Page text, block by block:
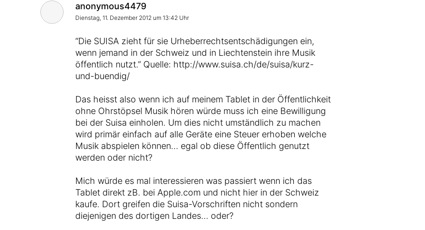
Kommentar von
anonymous4479
Dienstag, 11. Dezember 2012 um 13:42 Uhr
“Die SUISA zieht für sie Urheberrechtsentschädigungen ein,
wenn jemand in der Schweiz und in Liechtenstein ihre Musik
öffentlich nutzt.” Quelle: http://www.suisa.ch/de/suisa/kurz-
und-buendig/
Das heisst also wenn ich auf meinem Tablet in der Öffentlichkeit
ohne Ohrstöpsel Musik hören würde muss ich eine Bewilligung
bei der Suisa einholen. Um dies nicht umständlich zu machen
wird primär einfach auf alle Geräte eine Steuer erhoben welche
Musik abspielen können… egal ob diese Öffentlich genutzt
werden oder nicht?
Mich würde es mal interessieren was passiert wenn ich das
Tablet direkt zB. bei Apple.com und nicht hier in der Schweiz
kaufe. Dort greifen die Suisa-Vorschriften nicht sondern
diejenigen des dortigen Landes… oder?